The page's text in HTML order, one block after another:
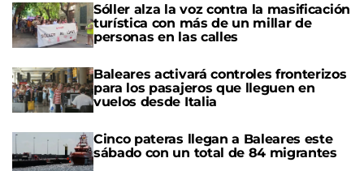
Sóller alza la voz contra la masificación
turística con más de un millar de
personas en las calles
Baleares activará controles fronterizos
para los pasajeros que lleguen en
vuelos desde Italia
Cinco pateras llegan a Baleares este
sábado con un total de 84 migrantes